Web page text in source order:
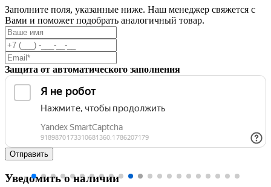
Заполните поля, указанные ниже. Наш менеджер свяжется с
Вами и поможет подобрать аналогичный товар.
Защита от автоматического заполнения
Уведомить о наличии